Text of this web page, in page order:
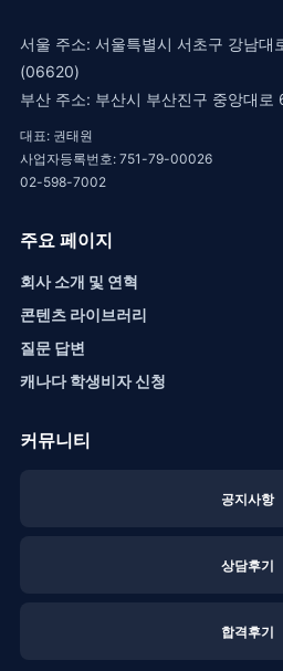
서울 주소: 서울특별시 서초구 강남대
(06620)
부산 주소: 부산시 부산진구 중앙대
대표: 권태원
사업자등록번호: 751-79-00026
02-598-7002
주요 페이지
회사 소개 및 연혁
콘텐츠 라이브러리
질문 답변
캐나다 학생비자 신청
커뮤니티
공지사항
상담후기
합격후기